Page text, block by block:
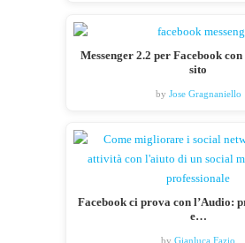
Messenger 2.2 per Facebook
sito
by Jose Gragnaniello
Facebook ci prova con l’Audio:
e…
by Gianluca Fazio